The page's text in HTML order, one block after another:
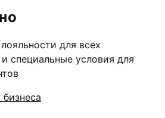
для всех
специальные условия для